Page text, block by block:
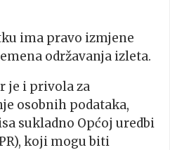
ima pravo izmjene
održavanja izleta.
je i privola za
osobnih podataka,
sukladno Općoj uredbi
koji mogu biti